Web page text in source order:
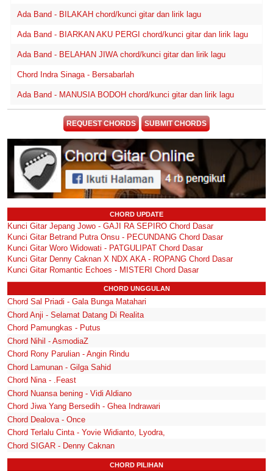
Ada Band - BILAKAH chord/kunci gitar dan lirik lagu
Ada Band - BIARKAN AKU PERGI chord/kunci gitar dan lirik lagu
Ada Band - BELAHAN JIWA chord/kunci gitar dan lirik lagu
Chord Indra Sinaga - Bersabarlah
Ada Band - MANUSIA BODOH chord/kunci gitar dan lirik lagu
REQUEST CHORDS SUBMIT CHORDS
CHORD UPDATE
Kunci Gitar Jepang Jowo - GAJI RA SEPIRO Chord Dasar
Kunci Gitar Betrand Putra Onsu - PECUNDANG Chord Dasar
Kunci Gitar Woro Widowati - PATGULIPAT Chord Dasar
Kunci Gitar Denny Caknan X NDX AKA - ROPANG Chord Dasar
Kunci Gitar Romantic Echoes - MISTERI Chord Dasar
CHORD UNGGULAN
Chord Sal Priadi - Gala Bunga Matahari
Chord Anji - Selamat Datang Di Realita
Chord Pamungkas - Putus
Chord Nihil - AsmodiaZ
Chord Rony Parulian - Angin Rindu
Chord Lamunan - Gilga Sahid
Chord Nina - .Feast
Chord Nuansa bening - Vidi Aldiano
Chord Jiwa Yang Bersedih - Ghea Indrawari
Chord Dealova - Once
Chord Terlalu Cinta - Yovie Widianto, Lyodra,
Chord SIGAR - Denny Caknan
CHORD PILIHAN